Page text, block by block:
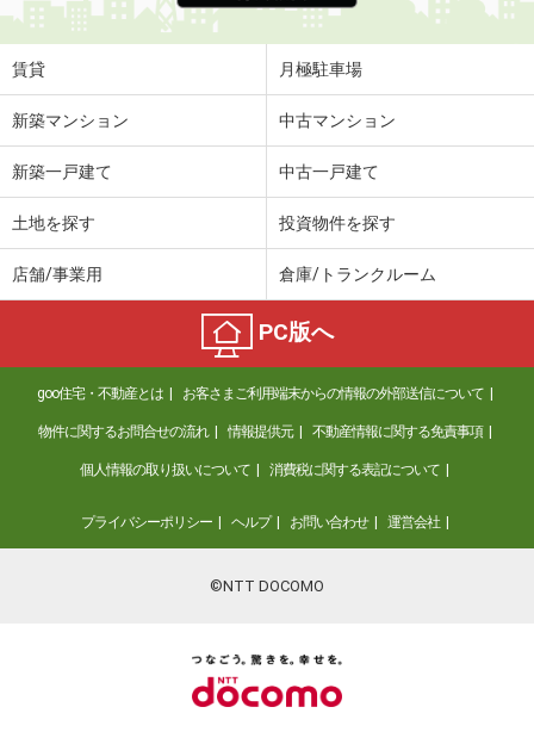
賃貸 月極駐車場
新築マンション 中古マンション
新築一戸建て 中古一戸建て
土地を探す 投資物件を探す
店舗/事業用 倉庫/トランクルーム
PC版へ
goo住宅・不動産とは お客さまご利用端末からの情報の外部送信について
物件に関するお問合せの流れ 情報提供元 不動産情報に関する免責事項
個人情報の取り扱いについて 消費税に関する表記について
プライバシーポリシー ヘルプ お問い合わせ 運営会社
©NTT DOCOMO